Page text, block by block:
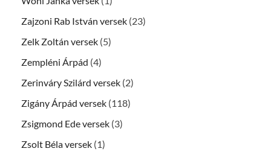
Zajzoni Rab István versek (23)
Zelk Zoltán versek (5)
Zempléni Árpád (4)
Zerinváry Szilárd versek (2)
Zigány Árpád versek (118)
Zsigmond Ede versek (3)
Zsolt Béla versek (1)